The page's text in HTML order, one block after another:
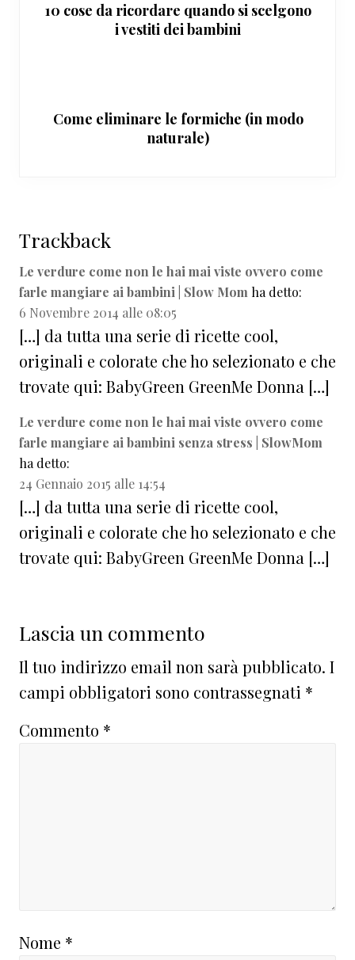
10 cose da ricordare quando si scelgono
i vestiti dei bambini
Come eliminare le formiche (in modo
naturale)
del
lettore
Trackback
Le verdure come non le hai mai viste ovvero come
farle mangiare ai bambini | Slow Mom ha detto:
6 Novembre 2014 alle 08:05
[…] da tutta una serie di ricette cool,
originali e colorate che ho selezionato e che
trovate qui: BabyGreen GreenMe Donna […]
Le verdure come non le hai mai viste ovvero come
farle mangiare ai bambini senza stress | SlowMom
ha detto:
24 Gennaio 2015 alle 14:54
[…] da tutta una serie di ricette cool,
originali e colorate che ho selezionato e che
trovate qui: BabyGreen GreenMe Donna […]
Lascia un commento
Il tuo indirizzo email non sarà pubblicato. I
campi obbligatori sono contrassegnati *
Commento *
Nome *